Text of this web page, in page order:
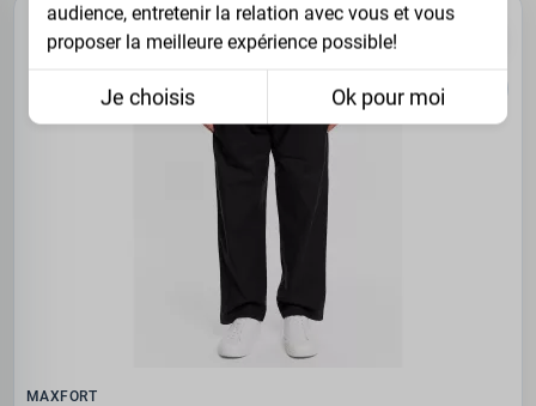
MAXFORT
audience, entretenir la relation avec vous et vous
proposer la meilleure expérience possible!
Je choisis Ok pour moi